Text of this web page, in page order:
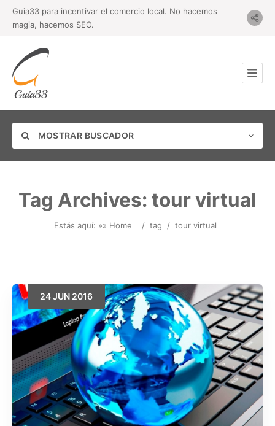
Guia33 para incentivar el comercio local. No hacemos
magia, hacemos SEO.
MOSTRAR BUSCADOR
Categoría
Buscar
Tag Archives: tour virtual
Estás aquí: »» Home / tag / tour virtual
24JUN 2016